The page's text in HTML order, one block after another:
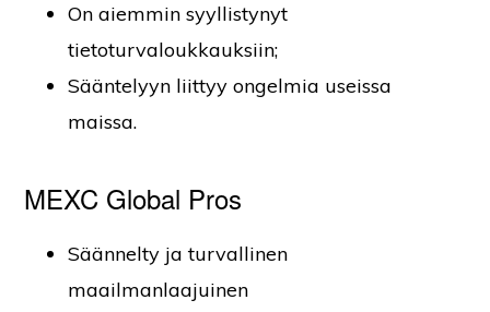
On aiemmin syyllistynyt
tietoturvaloukkauksiin;
Sääntelyyn liittyy ongelmia useissa
maissa.
MEXC Global Pros
Säännelty ja turvallinen
maailmanlaajuinen